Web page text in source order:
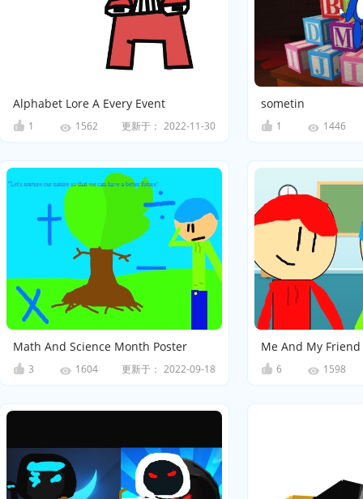
Alphabet Lore A Every Event
1 1562 更新于： 2022-11-30
sometin
1 1446
Math And Science Month Poster
3 1604 更新于： 2022-09-18 6 1598